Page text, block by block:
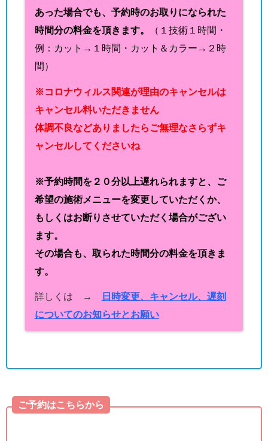
あった場合でも、予約時のお取りになられた
時間分の料金を頂きます。
（１技術１時間・
例：カット→１時間・カット＆カラー→２時
間）
※コロナウィルス関連が理由のキャンセルは
キャンセル料いただきません
体調不良などありましたらご無理なさらずキ
ャンセルしてくださいね
※予約時間を２０分以上遅れられますと、ご
希望の施術メニューを変更していただくか、
もしくはお断りさせていただく場合がござい
ます。
その場合も、取られた時間分の料金を頂きま
す。
詳しくは →
日時変更、キャンセル、遅刻
についてのお知らせとお願い
ご予約はこちらから